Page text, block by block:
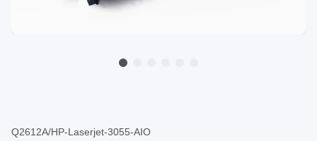
Q2612A/HP-Laserjet-3055-AIO